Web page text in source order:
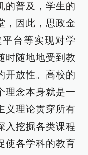
的普及，学生的
，因此，思政金
台等实现对学
时随地地受到教
开放性。高校的
理念本身就是一
义理论贯穿所有
入挖掘各类课程
使各学科的教育